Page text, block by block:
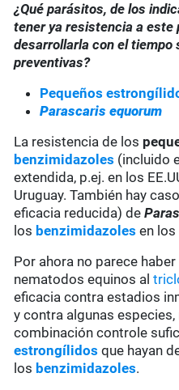
¿Qué parásitos, de los
tener ya resistencia a este
desarrollarla con el tiempo
preventivas?
Pequeños
Parascaris equorum
La resistencia de los
benzimidazoles (incluido
extendida, p.ej. en los
Uruguay. También hay
eficacia reducida) de
los benzimidazoles en los
Por ahora no parece
nematodos equinos al
eficacia contra estadios
y contra algunas
combinación controle
estrongílidos que hayan
los benzimidazoles.